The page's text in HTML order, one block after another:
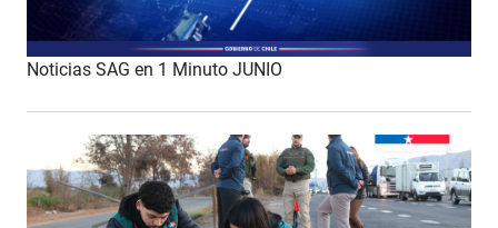
Noticias SAG en 1 Minuto JUNIO